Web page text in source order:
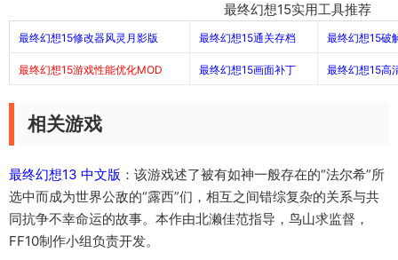
最终幻想15实用工具推荐
最终幻想15修改器风灵月影版 最终幻想15通关存档 最终幻想15破
最终幻想15游戏性能优化MOD 最终幻想15画面补丁 最终幻想15高
相关游戏
最终幻想13 中文版 ：该游戏述了被有如神一般存在的“法尔希”所
选中而成为世界公敌的“露西”们，相互之间错综复杂的关系与共
同抗争不幸命运的故事。本作由北濑佳范指导，鸟山求监督，
FF10制作小组负责开发。